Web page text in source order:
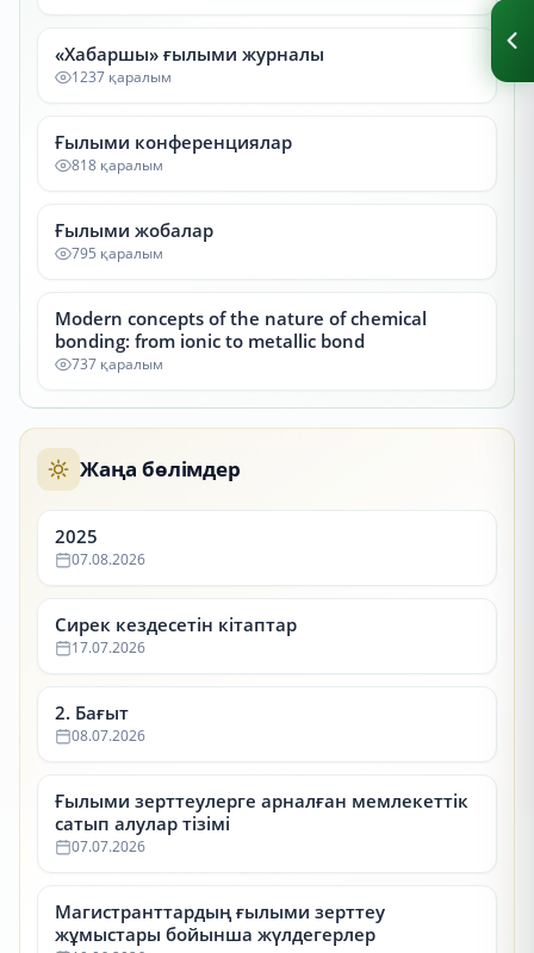
«Хабаршы» ғылыми журналы
1237 қаралым
Ғылыми конференциялар
818 қаралым
Ғылыми жобалар
795 қаралым
Modern concepts of the nature of chemical
bonding: from ionic to metallic bond
737 қаралым
Жаңа бөлімдер
2025
07.08.2026
Сирек кездесетін кітаптар
17.07.2026
2. Бағыт
08.07.2026
Ғылыми зерттеулерге арналған мемлекеттік
сатып алулар тізімі
07.07.2026
Магистранттардың ғылыми зерттеу
жұмыстары бойынша жүлдегерлер